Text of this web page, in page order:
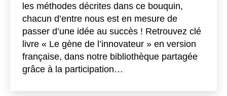
les méthodes décrites dans ce bouquin,
chacun d’entre nous est en mesure de
passer d’une idée au succès ! Retrouvez clé
livre « Le gène de l’innovateur » en version
française, dans notre bibliothèque partagée
grâce à la participation…